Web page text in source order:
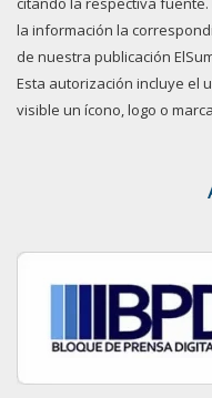
la información la
de nuestra publicación
Esta autorización incluye el
visible un ícono, logo o